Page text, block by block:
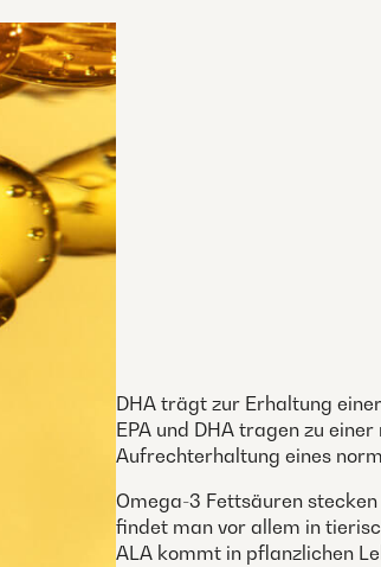
DHA trägt zur Erhaltung
EPA und DHA tragen zu
Aufrechterhaltung eines
Omega-3 Fettsäuren
findet man vor allem in
ALA kommt in pflanzlichen